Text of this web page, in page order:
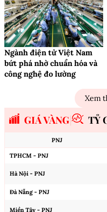
Ngành điện tử Việt Nam
bứt phá nhờ chuẩn hóa và
công nghệ đo lường
Xem
GIÁ VÀNG TỶ
PNJ
TPHCM - PNJ
Hà Nội - PNJ
Đà Nẵng - PNJ
Miền Tây - PNJ